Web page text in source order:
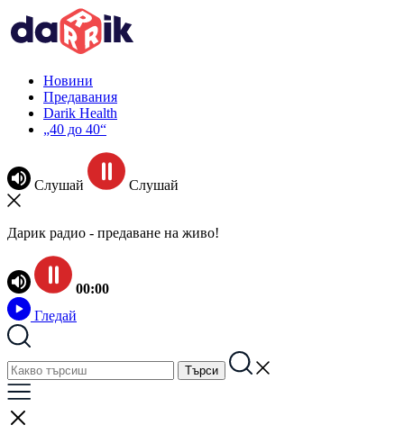
Новини
Предавания
Darik Health
„40 до 40“
Слушай Слушай
Дарик радио - предаване на живо!
00:00
Гледай